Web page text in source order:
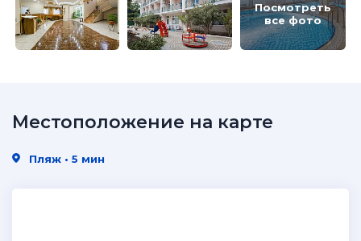
Посмотреть
все фото
Местоположение на карте
Пляж • 5 мин